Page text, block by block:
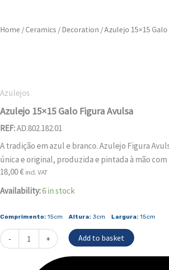
Home /Ceramics / Decoration / Azulejo 15×15
Azulejos
Azulejo 15×15 Galo Figura Avulsa
REF:AD.802.182.01
A tradição em azul e branco. Azulejo Figura
única e original, produzida e pintada à mão
18,00€ incl. VAT
Availability:6 in stock
Comprimento: 15cm Altura: 3cm Largura: 15cm
-
Azulejo
Figura
Avulsa
quantity
+ Add to basket